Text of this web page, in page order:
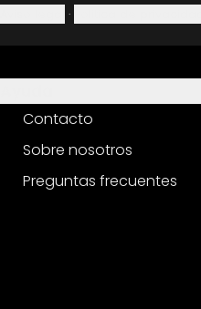
·
Contacto
Sobre nosotros
Preguntas frecuentes